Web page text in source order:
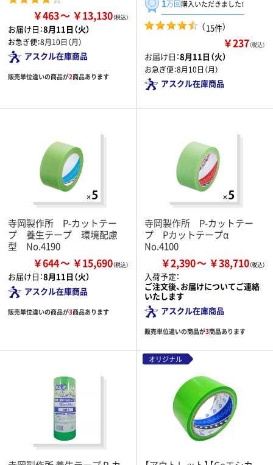
￥463 ￥13,130
お届け日：8月11日（火）
お急ぎ便：8月10日（月）
アスクル在庫商品
販売単位違いの商品が2商品あります
1万回購入いただきました！
（15件）
￥237（税込）
お届け日：8月11日（火）
お急ぎ便：8月10日（月）
アスクル在庫商品
寺岡製作所 P-カットテー
プ 養生テープ 環境配慮
型 No.4190
￥644 ￥15,690
お届け日：8月11日（火）
アスクル在庫商品
販売単位違いの商品が3商品あります
寺岡製作所 P-カットテー
プ Pカットテープα
No.4100
￥2,390 ￥38,710
入荷予定：
ご注文後、お届けについてご連絡
いたします
アスクル在庫商品
販売単位違いの商品が3商品あります
オリジナル